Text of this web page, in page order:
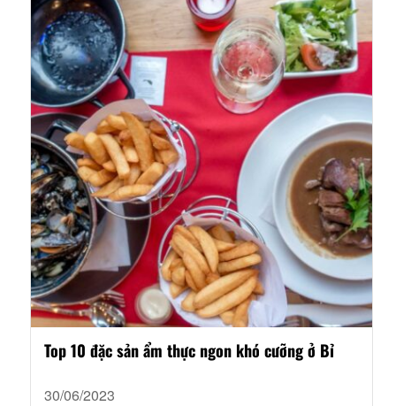
Top 10 đặc sản ẩm thực ngon khó cưỡng ở Bỉ
30/06/2023